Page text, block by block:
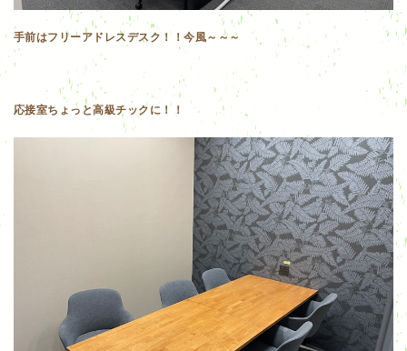
手前はフリーアドレスデスク！！今風～～～
応接室ちょっと高級チックに！！